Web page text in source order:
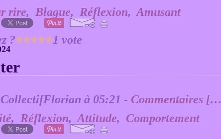
rire, Blague, Réflexion, Amusant
? 1 vote
CollectifFlorian à 05:21 - Commentaires […
, Réflexion, Attitude, Comportement